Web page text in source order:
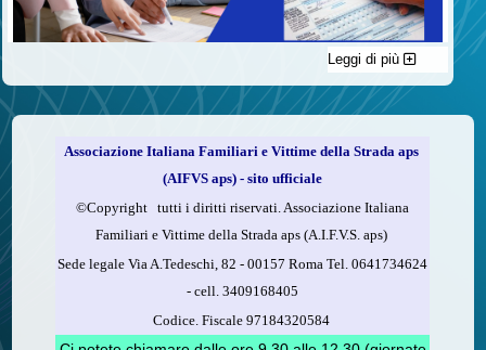
C'è un modo di contribuire alle attività dell’A.I.F.V.S. a favore
delle vittime della strada e per dare giustizia ai superstiti ed ai
loro familiari che non costa nulla: devolvere il 5 per mille della
Compila la scheda CUD o del modello 730.
Firma nel riquadro indicato come “Sostegno delle
organizzazioni non lucrative di utilità sociale, delle associazioni
Indica nel riquadro il codice fiscale dell’A.I.F.V.S.:
97184320584
Leggi di più
Associazione Italiana Familiari e Vittime della Strada aps
(AIFVS aps) - sito ufficiale
©​Copyright tutti i diritti riservati. Associazione Italiana
Familiari e Vittime della Strada aps (A.I.F.V.S. aps)
Sede legale Via A.Tedeschi, 82 - 00157 Roma Tel. 0641734624
-cell.3409168405
Codice. Fiscale 97184320584